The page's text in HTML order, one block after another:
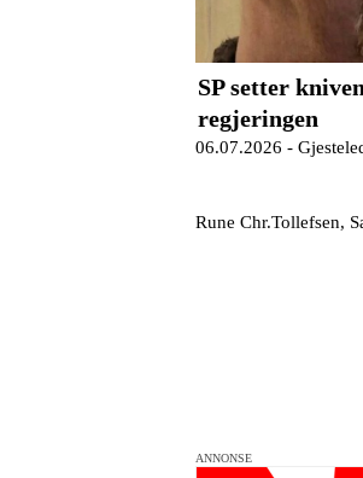
SP setter
regjeringen
06.07.2026 -
Rune Chr.Tollefsen,
ANNONSE